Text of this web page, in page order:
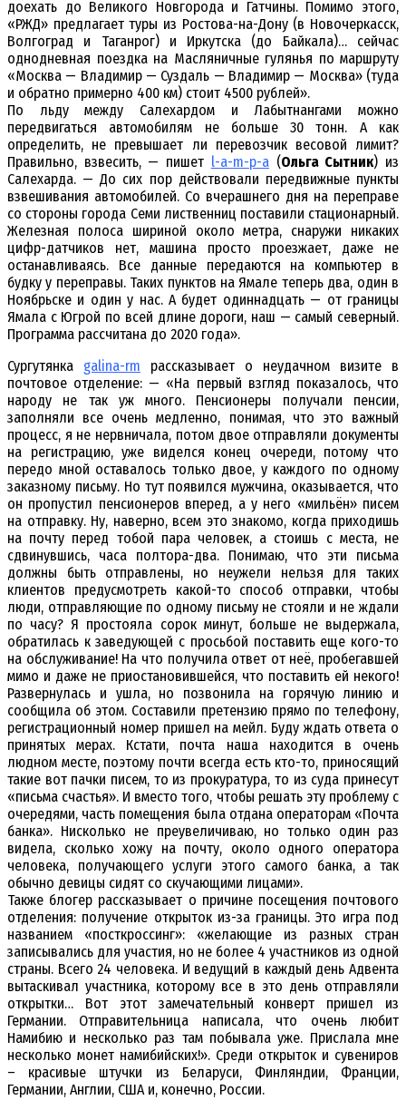
доехать до Великого Новгорода и Гатчины. Помимо этого,
«РЖД» предлагает туры из Ростова-на-Дону (в Новочеркасск,
Волгоград и Таганрог) и Иркутска (до Байкала)… сейчас
однодневная поездка на Масляничные гулянья по маршруту
«Москва — Владимир — Суздаль — Владимир — Москва» (туда
и обратно примерно 400 км) стоит 4500 рублей».
По льду между Салехардом и Лабытнангами можно
передвигаться автомобилям не больше 30 тонн. А как
определить, не превышает ли перевозчик весовой лимит?
Правильно, взвесить, — пишет l-a-m-p-a(Ольга Сытник) из
Салехарда. — До сих пор действовали передвижные пункты
взвешивания автомобилей. Со вчерашнего дня на переправе
со стороны города Семи лиственниц поставили стационарный.
Железная полоса шириной около метра, снаружи никаких
цифр-датчиков нет, машина просто проезжает, даже не
останавливаясь. Все данные передаются на компьютер в
будку у переправы. Таких пунктов на Ямале теперь два, один в
Ноябрьске и один у нас. А будет одиннадцать — от границы
Ямала с Югрой по всей длине дороги, наш — самый северный.
Программа рассчитана до 2020 года».
Сургутянка galina-rm рассказывает о неудачном визите в
почтовое отделение: — «На первый взгляд показалось, что
народу не так уж много. Пенсионеры получали пенсии,
заполняли все очень медленно, понимая, что это важный
процесс, я не нервничала, потом двое отправляли документы
на регистрацию, уже виделся конец очереди, потому что
передо мной оставалось только двое, у каждого по одному
заказному письму. Но тут появился мужчина, оказывается, что
он пропустил пенсионеров вперед, а у него «мильён» писем
на отправку. Ну, наверно, всем это знакомо, когда приходишь
на почту перед тобой пара человек, а стоишь с места, не
сдвинувшись, часа полтора-два. Понимаю, что эти письма
должны быть отправлены, но неужели нельзя для таких
клиентов предусмотреть какой-то способ отправки, чтобы
люди, отправляющие по одному письму не стояли и не ждали
по часу? Я простояла сорок минут, больше не выдержала,
обратилась к заведующей с просьбой поставить еще кого-то
на обслуживание! На что получила ответ от неё, пробегавшей
мимо и даже не приостановившейся, что поставить ей некого!
Развернулась и ушла, но позвонила на горячую линию и
сообщила об этом. Составили претензию прямо по телефону,
регистрационный номер пришел на мейл. Буду ждать ответа о
принятых мерах. Кстати, почта наша находится в очень
людном месте, поэтому почти всегда есть кто-то, приносящий
такие вот пачки писем, то из прокуратура, то из суда принесут
«письма счастья». И вместо того, чтобы решать эту проблему с
очередями, часть помещения была отдана операторам «Почта
банка». Нисколько не преувеличиваю, но только один раз
видела, сколько хожу на почту, около одного оператора
человека, получающего услуги этого самого банка, а так
обычно девицы сидят со скучающими лицами».
Также блогер рассказывает о причине посещения почтового
отделения: получение открыток из-за границы. Это игра под
названием «посткроссинг»: «желающие из разных стран
записывались для участия, но не более 4 участников из одной
страны. Всего 24 человека. И ведущий в каждый день Адвента
вытаскивал участника, которому все в это день отправляли
открытки… Вот этот замечательный конверт пришел из
Германии. Отправительница написала, что очень любит
Намибию и несколько раз там побывала уже. Прислала мне
несколько монет намибийских!». Среди открыток и сувениров
– красивые штучки из Беларуси, Финляндии, Франции,
Германии, Англии, США и, конечно, России.